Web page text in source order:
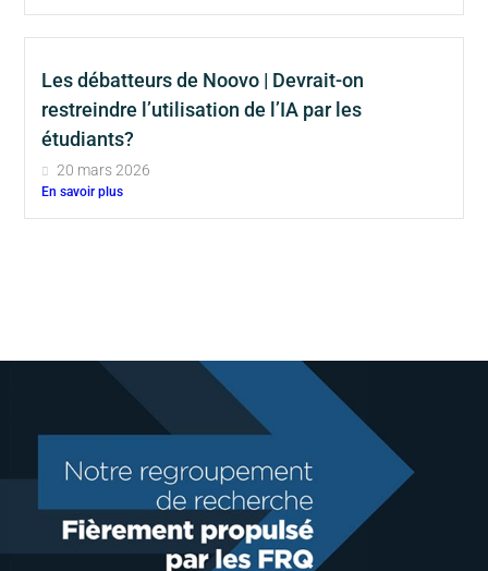
Les débatteurs de Noovo | Devrait-on
restreindre l’utilisation de l’IA par les
étudiants?
20 mars 2026
En savoir plus